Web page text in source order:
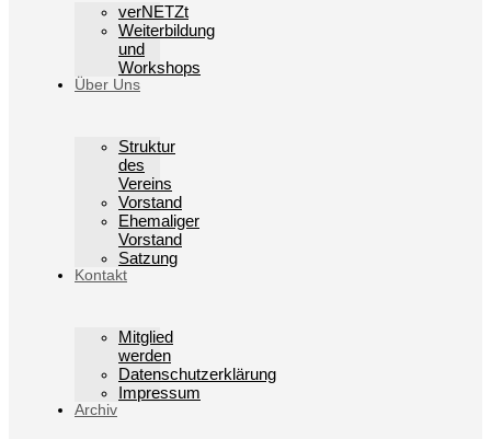
verNETZt
Weiterbildung
und
Workshops
Über Uns
Struktur
des
Vereins
Vorstand
Ehemaliger
Vorstand
Satzung
Kontakt
Mitglied
werden
Datenschutzerklärung
Impressum
Archiv